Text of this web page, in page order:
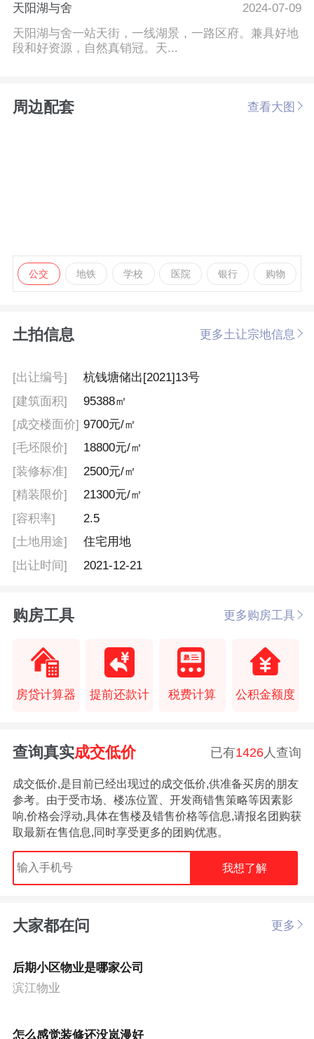
天阳湖与舍
2024-07-09
天阳湖与舍一站天街，一线湖景，一路区府。兼具好地
段和好资源，自然真销冠。天...
周边配套 查看大图
公交 地铁 学校 医院 银行 购物
土拍信息 更多土让宗地信息
[出让编号]
杭钱塘储出[2021]13号
[建筑面积]
95388㎡
[成交楼面价] 9700元/㎡
[毛坯限价]
18800元/㎡
[装修标准]
2500元/㎡
[精装限价]
21300元/㎡
[容积率]
2.5
[土地用途]
住宅用地
[出让时间]
2021-12-21
购房工具 更多购房工具
房贷计算器 提前还款计 税费计算 公积金额度
查询真实成交低价 已有1426人查询
成交低价,是目前已经出现过的成交低价,供准备买房的朋友
参考。由于受市场、楼冻位置、开发商错售策略等因素影
响,价格会浮动,具体在售楼及错售价格等信息,请报名团购获
取最新在售信息,同时享受更多的团购优惠。
我想了解
大家都在问 更多
后期小区物业是哪家公司
滨江物业
怎么感觉装修还没岚漫好